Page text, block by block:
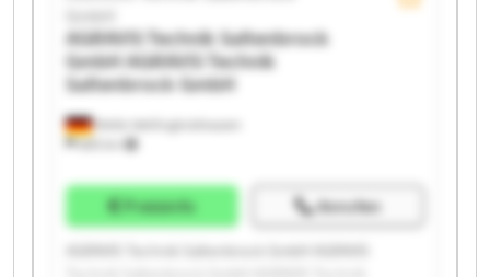
Melle-Wellingholzhausen
685 km
AGRAVIS Technik Saltenbrock
GmbHAGRAVIS Technik
Saltenbrock GmbH
Preisinfo Anrufen